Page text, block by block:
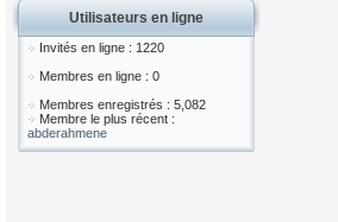
Utilisateurs en ligne
Invités en ligne : 1220
Membres en ligne : 0
Membres enregistrés : 5,082
Membre le plus récent :
abderahmene